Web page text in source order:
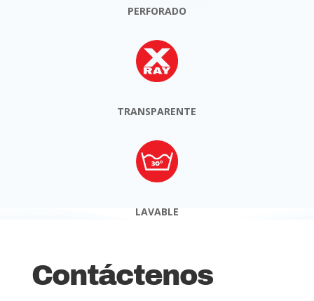
PERFORADO
TRANSPARENTE
LAVABLE
Contáctenos